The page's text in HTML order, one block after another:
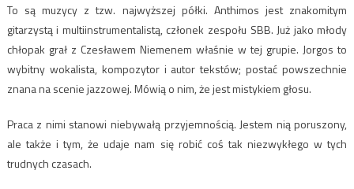
To są muzycy z tzw. najwyższej półki. Anthimos jest znakomitym
gitarzystą i multiinstrumentalistą, członek zespołu SBB. Już jako młody
chłopak grał z Czesławem Niemenem właśnie w tej grupie. Jorgos to
wybitny wokalista, kompozytor i autor tekstów; postać powszechnie
znana na scenie jazzowej. Mówią o nim, że jest mistykiem głosu.
Praca z nimi stanowi niebywałą przyjemnością. Jestem nią poruszony,
ale także i tym, że udaje nam się robić coś tak niezwykłego w tych
trudnych czasach.